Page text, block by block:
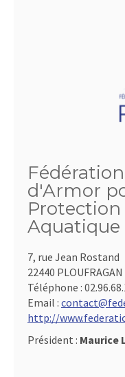
d'Armor
Aquatique
7, rue Jean Rostand
22440 PLOUFRAGAN
Téléphone :
Email :
http://
Président : Maurice